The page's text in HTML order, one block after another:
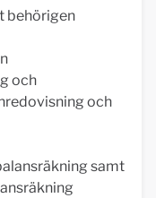
behörigen
och
och
samt